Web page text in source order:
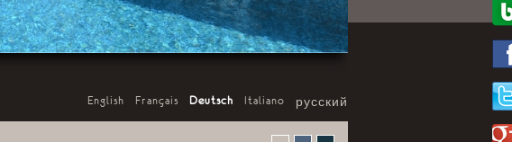
English Français Deutsch Italiano русский